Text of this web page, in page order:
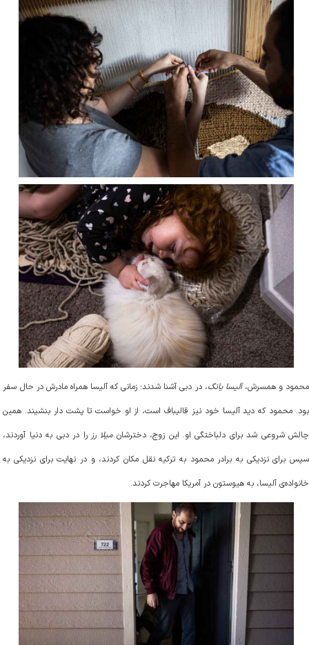
محمود و همسرش،آلیسا یانگ، در دبی آشنا شدند؛ زمانی که آلیسا همراه مادرش در حال سفر
بود. محمود که دید آلیسا خود نیز قالیباف است، از او خواست تا پشت دار بنشیند. همین
چالش شروعی شد برای دلباختگی او. این زوج، دخترشانمیلا رز را در دبی به دنیا آوردند،
سپس برای نزدیکی به برادر محمود به ترکیه نقل مکان کردند، و در نهایت برای نزدیکی به
خانواده‌ی آلیسا، به هیوستون در آمریکا مهاجرت کردند.